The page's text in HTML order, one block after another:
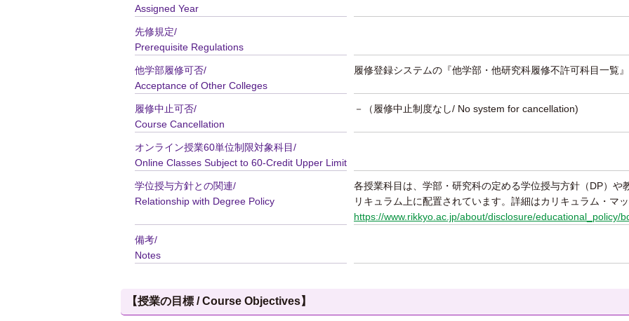
Assigned Year
先修規定/
Prerequisite Regulations
他学部履修可否/
Acceptance of Other Colleges
履修登録システムの『他学部・他研究科履修不許可科目一覧
履修中止可否/
Course Cancellation
－（履修中止制度なし/ No system for cancellation)
オンライン授業60単位制限対象科目/
Online Classes Subject to 60-Credit Upper Limit
学位授与方針との関連/
Relationship with Degree Policy
各授業科目は、学部・研究科の定める学位授与方針（DP）や
リキュラム上に配置されています。詳細はカリキュラム・マ
https://www.rikkyo.ac.jp/about/disclosure/educational_policy/
備考/
Notes
【授業の目標 / Course Objectives】